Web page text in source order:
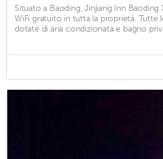
Situato a Baoding, Jinjiang Inn Baoding
WiFi gratuito in tutta la proprietà. Tutte
dotate di aria condizionata e bagno